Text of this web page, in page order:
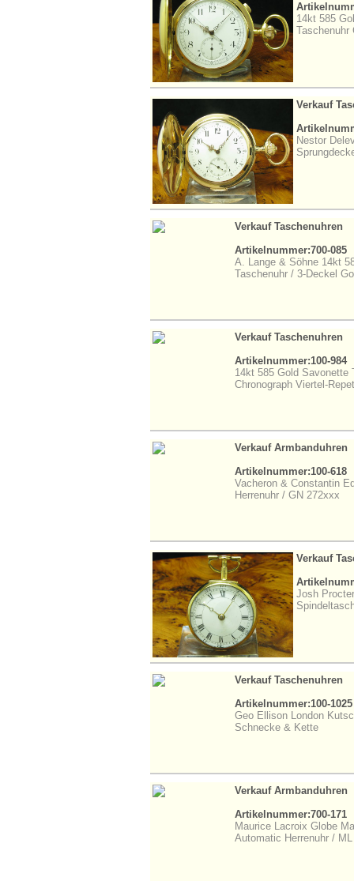
14kt 585
Taschenuhr
Verkauf
Nestor
Verkauf Taschenuhren
Artikelnummer:700-085
A. Lange & Söhne 14kt
Taschenuhr / 3-Deckel
Verkauf Taschenuhren
Artikelnummer:100-984
14kt 585 Gold Savonette
Chronograph Viertel-
Verkauf Armbanduhren
Artikelnummer:100-618
Vacheron & Constantin
Herrenuhr / GN 272xxx
Verkauf
Josh
Verkauf Taschenuhren
Artikelnummer:100-1025
Geo Ellison London
Schnecke & Kette
Verkauf Armbanduhren
Artikelnummer:700-171
Maurice Lacroix Globe
Automatic Herrenuhr /